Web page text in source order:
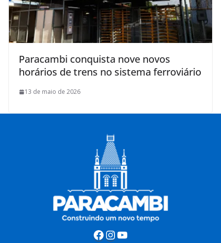
Paracambi conquista nove novos
horários de trens no sistema ferroviário
13 de maio de 2026
Facebook
Instagram
Youtube